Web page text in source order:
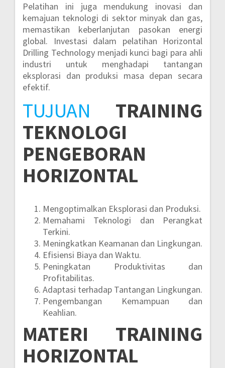
Pelatihan ini juga mendukung inovasi dan
kemajuan teknologi di sektor minyak dan gas,
memastikan keberlanjutan pasokan energi
global. Investasi dalam pelatihan Horizontal
Drilling Technology menjadi kunci bagi para ahli
industri untuk menghadapi tantangan
eksplorasi dan produksi masa depan secara
efektif.
TUJUAN
TRAINING
TEKNOLOGI
PENGEBORAN
HORIZONTAL
Mengoptimalkan Eksplorasi dan Produksi.
Memahami Teknologi dan Perangkat
Terkini.
Meningkatkan Keamanan dan Lingkungan.
Efisiensi Biaya dan Waktu.
Peningkatan Produktivitas dan
Profitabilitas.
Adaptasi terhadap Tantangan Lingkungan.
Pengembangan Kemampuan dan
Keahlian.
MATERI TRAINING
HORIZONTAL